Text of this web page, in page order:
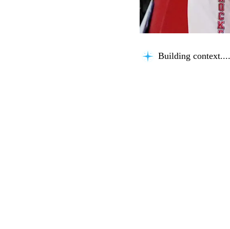
Building context...